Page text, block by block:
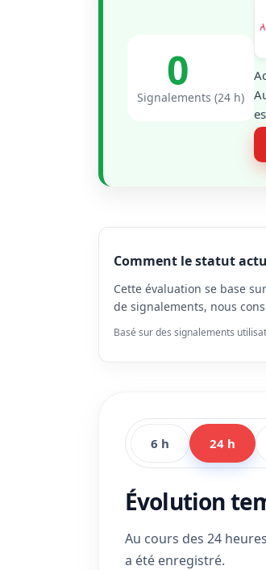
0
Signalements (24 h)
Comment le statut
Cette évaluation se base
de signalements, nous
Basé sur des signalements
6 h 24 h
Évolution
Au cours des 24
a été enregistré.